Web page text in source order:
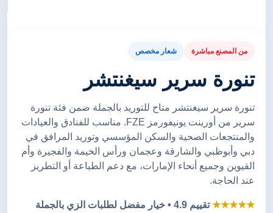
من المصنع مباشرة شعار مخصص
تنورة سرير سيغنتشر
تنورة سرير سيغنتشر متاح للتوريد بالجملة ضمن فئة تنورة
سرير من أورينت يونيفورمز FZE. مناسب للفنادق والعيادات
والمنتجعات الصحية والسكن المؤسسي وتوريد المرافق في
دبي وأبوظبي والشارقة وعجمان ورأس الخيمة والفجيرة وأم
القيوين وجميع أنحاء الإمارات، مع دعم الطباعة أو التطريز
عند الحاجة.
★★★★★تقييم 4.9 • خيار مفضل لطلبات الزي بالجملة